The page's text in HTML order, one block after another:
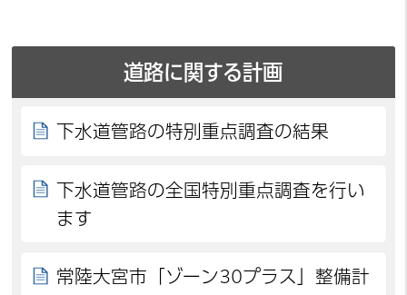
道路に関する計画
下水道管路の特別重点調査の結果
下水道管路の全国特別重点調査を行い
ます
常陸大宮市「ゾーン30プラス」整備計